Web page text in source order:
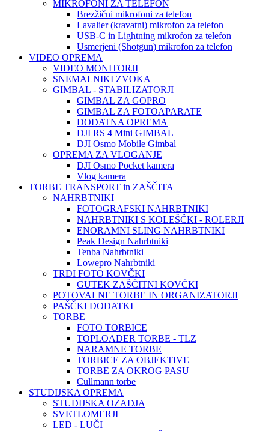
MIKROFONI ZA TELEFON
Brezžični mikrofoni za telefon
Lavalier (kravatni) mikrofon za telefon
USB-C in Lightning mikrofon za telefon
Usmerjeni (Shotgun) mikrofon za telefon
VIDEO OPREMA
VIDEO MONITORJI
SNEMALNIKI ZVOKA
GIMBAL - STABILIZATORJI
GIMBAL ZA GOPRO
GIMBAL ZA FOTOAPARATE
DODATNA OPREMA
DJI RS 4 Mini GIMBAL
DJI Osmo Mobile Gimbal
OPREMA ZA VLOGANJE
DJI Osmo Pocket kamera
Vlog kamera
TORBE TRANSPORT in ZAŠČITA
NAHRBTNIKI
FOTOGRAFSKI NAHRBTNIKI
NAHRBTNIKI S KOLEŠČKI - ROLERJI
ENORAMNI SLING NAHRBTNIKI
Peak Design Nahrbtniki
Tenba Nahrbtniki
Lowepro Nahrbtniki
TRDI FOTO KOVČKI
GUTEK ZAŠČITNI KOVČKI
POTOVALNE TORBE IN ORGANIZATORJI
PAŠČKI DODATKI
TORBE
FOTO TORBICE
TOPLOADER TORBE - TLZ
NARAMNE TORBE
TORBICE ZA OBJEKTIVE
TORBE ZA OKROG PASU
Cullmann torbe
STUDIJSKA OPREMA
STUDIJSKA OZADJA
SVETLOMERJI
LED - LUČI